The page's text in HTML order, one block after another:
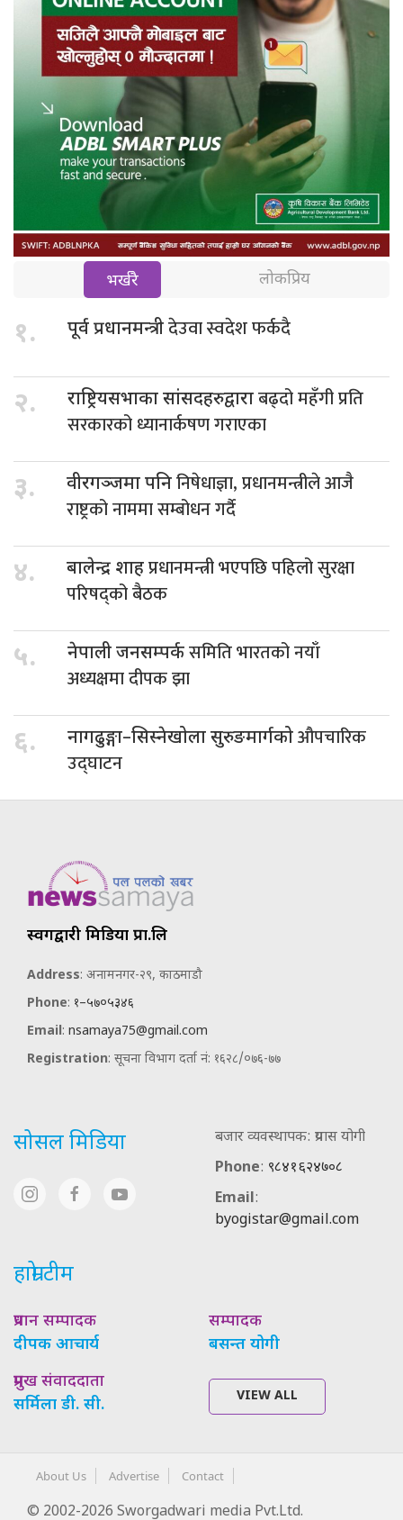
भर्खरै लोकप्रिय
१. पूर्व प्रधानमन्त्रीदेउवा स्वदेश फर्कदै
२. राष्ट्रियसभाका सांसदहरुद्वाराबढ्दो महँगी प्रति
सरकारको ध्यानार्कषण गराएका
३. वीरगञ्जमा पनिनिषेधाज्ञा, प्रधानमन्त्रीले आजै
राष्ट्रको नाममा सम्बोधन गर्दै
४. बालेन्द्र शाहप्रधानमन्त्री भएपछि पहिलो सुरक्षा
परिषद्को बैठक
५. नेपाली जनसम्पर्कसमिति भारतको नयाँ
अध्यक्षमा दीपक झा
६. नागढुङ्गा–सिस्नेखोला सुरुङमार्गकोऔपचारिक
उद्घाटन
स्वर्गद्वारी मिडिया प्रा.लि
Address: अनामनगर-२९, काठमाडौ
Phone: १–५७०५३४६
Email: nsamaya75@gmail.com
Registration: सूचना विभाग दर्ता नं: १६२८/०७६-७७
सोसल मिडिया
बजार व्यवस्थापक: प्रयास योगी
Phone: ९८४१६२४७०८
Email:
byogistar@gmail.com
हाम्रो टीम
प्रधान सम्पादक
दीपक आचार्य
सम्पादक
बसन्त योगी
प्रमुख संवाददाता
सर्मिला डी. सी.
VIEW ALL
About Us Advertise Contact
© 2002-2026 Sworgadwari media Pvt.Ltd.